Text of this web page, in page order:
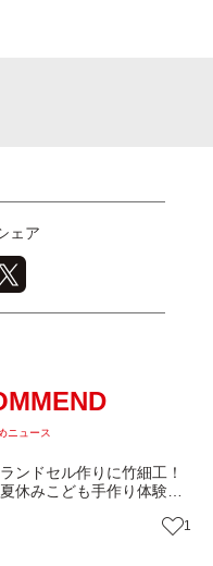
ェア
ニュース
ンドセル作りに竹細工！
休みこども手作り体験』
ト】
1